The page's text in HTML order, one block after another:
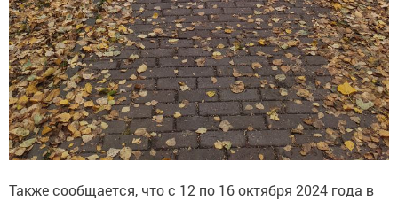
Также сообщается, что с 12 по 16 октября 2024 года в